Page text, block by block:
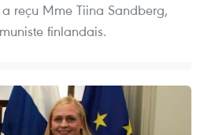
reçu Mme Tiina Sandberg,
finlandais.